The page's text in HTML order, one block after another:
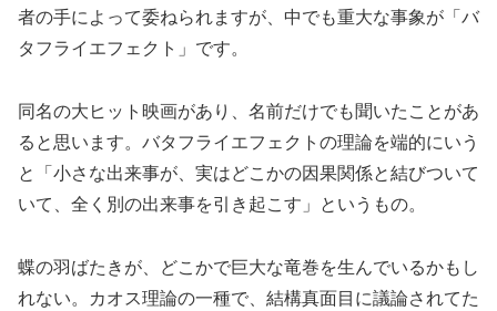
者の手によって委ねられますが、中でも重大な事象が「バ
タフライエフェクト」です。
同名の大ヒット映画があり、名前だけでも聞いたことがあ
ると思います。バタフライエフェクトの理論を端的にいう
と「小さな出来事が、実はどこかの因果関係と結びついて
いて、全く別の出来事を引き起こす」というもの。
蝶の羽ばたきが、どこかで巨大な竜巻を生んでいるかもし
れない。カオス理論の一種で、結構真面目に議論されてた